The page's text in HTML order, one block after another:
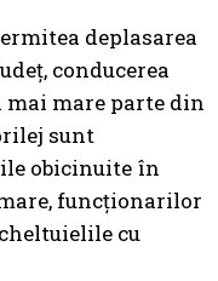
deplasarea
conducerea
mai mare parte din
sunt
obicinuite în
funcționarilor
cu